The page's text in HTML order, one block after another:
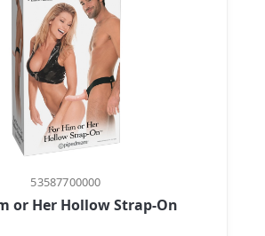
53587700000
or Her Hollow Strap-On